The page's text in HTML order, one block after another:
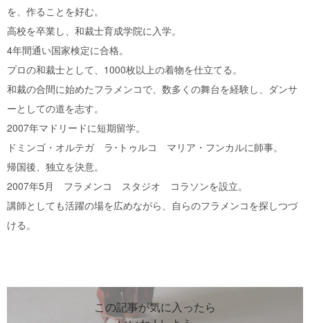
を、作ることを好む。
高校を卒業し、和裁士育成学院に入学。
4年間通い国家検定に合格。
プロの和裁士として、1000枚以上の着物を仕立てる。
和裁の合間に始めたフラメンコで、数多くの舞台を経験し、ダンサ
ーとしての道を志す。
2007年マドリードに短期留学。
ドミンゴ・オルテガ ラ･トゥルコ マリア・フンカルに師事。
帰国後、独立を決意。
2007年5月 フラメンコ スタジオ コラソンを設立。
講師としても活躍の場を広めながら、自らのフラメンコを探しつづ
ける。
この記事が気に入ったら